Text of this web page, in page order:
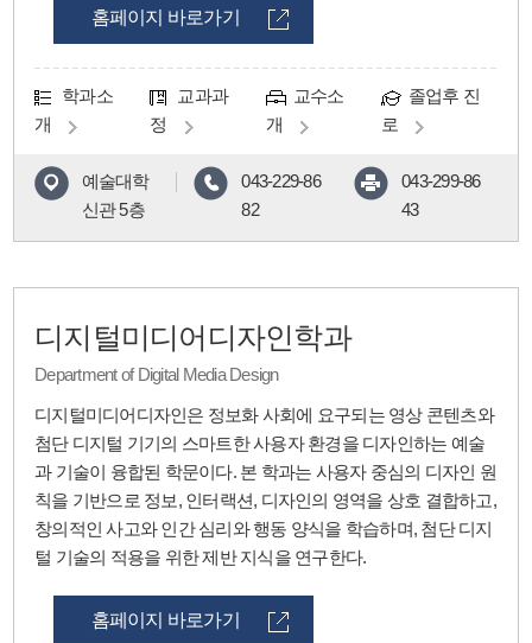
홈페이지 바로가기
학과소
개
교과과
정
교수소
개
졸업후 진
로
예술대학
신관 5층
043-229-86
82
043-299-86
43
디지털미디어디자인학과
Department of Digital Media Design
디지털미디어디자인은 정보화 사회에 요구되는 영상 콘텐츠와
첨단 디지털 기기의 스마트한 사용자 환경을 디자인하는 예술
과 기술이 융합된 학문이다. 본 학과는 사용자 중심의 디자인 원
칙을 기반으로 정보, 인터랙션, 디자인의 영역을 상호 결합하고,
창의적인 사고와 인간 심리와 행동 양식을 학습하며, 첨단 디지
털 기술의 적용을 위한 제반 지식을 연구한다.
홈페이지 바로가기